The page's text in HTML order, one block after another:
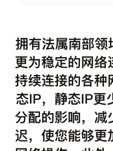
拥有法属南部
更为稳定的网络
持续连接的各种
态IP，静态IP更
分配的影响，减
迟，使您能够更